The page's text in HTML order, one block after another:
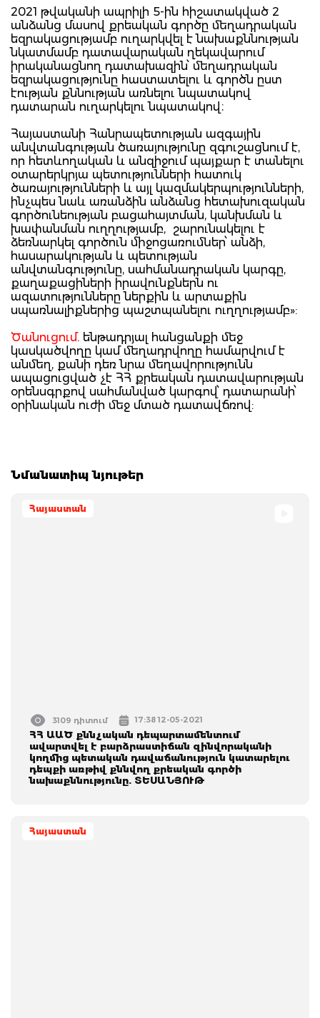
2021 թվականի ապրիլի 5-ին հիշատակված 2
անձանց մասով քրեական գործը մեղադրական
եզրակացությամբ ուղարկվել է նախաքննության
նկատմամբ դատավարական ղեկավարում
իրականացնող դատախազին՝ մեղադրական
եզրակացությունը հաստատելու և գործն ըստ
էության քննության առնելու նպատակով
դատարան ուղարկելու նպատակով։
Հայաստանի Հանրապետության ազգային
անվտանգության ծառայությունը զգուշացնում է,
որ հետևողական և անզիջում պայքար է տանելու
օտարերկրյա պետությունների հատուկ
ծառայությունների և այլ կազմակերպությունների,
ինչպես նաև առանձին անձանց հետախուզական
գործունեության բացահայտման, կանխման և
խափանման ուղղությամբ, շարունակելու է
ձեռնարկել գործուն միջոցառումներ՝ անձի,
հասարակության և պետության
անվտանգությունը, սահմանադրական կարգը,
քաղաքացիների իրավունքներն ու
ազատությունները ներքին և արտաքին
սպառնալիքներից պաշտպանելու ուղղությամբ»:
Ծանուցում. ենթադրյալ հանցանքի մեջ
կասկածվողը կամ մեղադրվողը համարվում է
անմեղ, քանի դեռ նրա մեղավորությունն
ապացուցված չէ ՀՀ քրեական դատավարության
օրենսգրքով սահմանված կարգով՝ դատարանի՝
օրինական ուժի մեջ մտած դատավճռով:
Նմանատիպ նյութեր
Հայաստան
3109 դիտում 17:38 12-05-2021
ՀՀ ԱԱԾ քննչական դեպարտամենտում
ավարտվել է բարձրաստիճան զինվորականի
կողմից պետական դավաճանություն կատարելու
դեպքի առթիվ քննվող քրեական գործի
նախաքննությունը. ՏԵՍԱՆՅՈՒԹ
Հայաստան